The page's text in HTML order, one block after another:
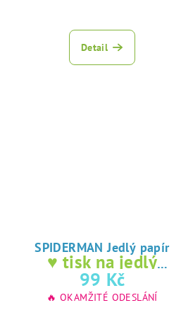
Detail
SPIDERMAN Jedlý papír
♥ tisk na jedlý
papír
99 Kč
🔥 OKAMŽITÉ ODESLÁNÍ